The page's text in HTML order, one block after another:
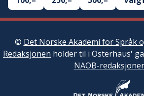
© Det Norske Akademi for Språk
Redaksjonen holder til i Osterhaus'
NAOB-